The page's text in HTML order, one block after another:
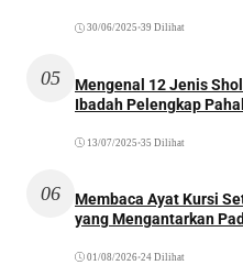
30/06/2025 •39 Dilihat
05
Mengenal 12 Jenis
Ibadah Pelengkap
13/07/2025 •35 Dilihat
06
Membaca Ayat Kursi
yang Mengantarkan
01/08/2026•24 Dilihat